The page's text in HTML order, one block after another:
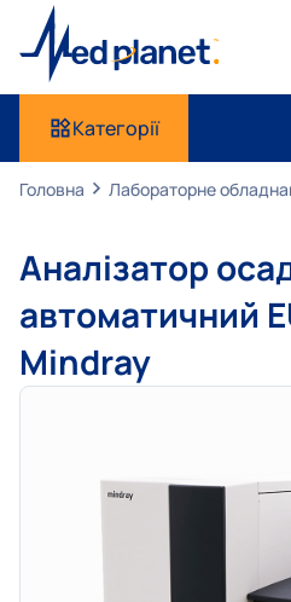
Категорії
Головна Лабораторне
Аналізатор
автоматичний
Mindray